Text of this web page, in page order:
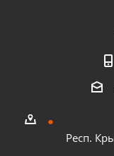
Респ.